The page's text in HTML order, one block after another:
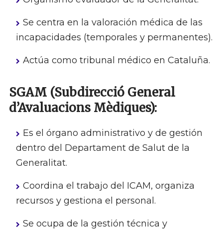
Se centra en la valoración médica de las
incapacidades (temporales y permanentes).
Actúa como tribunal médico en Cataluña.
SGAM (Subdirecció General
d’Avaluacions Mèdiques):
Es el órgano administrativo y de gestión
dentro del Departament de Salut de la
Generalitat.
Coordina el trabajo del ICAM, organiza
recursos y gestiona el personal.
Se ocupa de la gestión técnica y